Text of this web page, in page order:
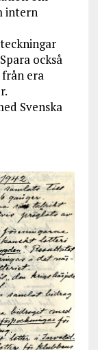
intern
också
era
Svenska